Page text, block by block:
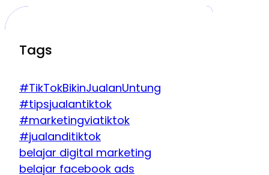
Tags
#TikTokBikinJualanUntung
#tipsjualantiktok
#marketingviatiktok
#jualanditiktok
belajar digital marketing
belajar facebook ads